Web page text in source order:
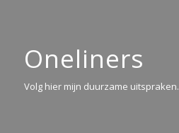
Oneliners
Volg hier mijn duurzame uitspraken.